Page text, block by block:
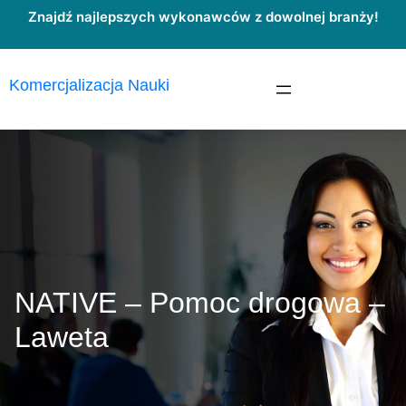
Przejdź
treści
Znajdź najlepszych wykonawców z dowolnej branży!
Komercjalizacja Nauki
NATIVE – Pomoc drogowa –
Laweta